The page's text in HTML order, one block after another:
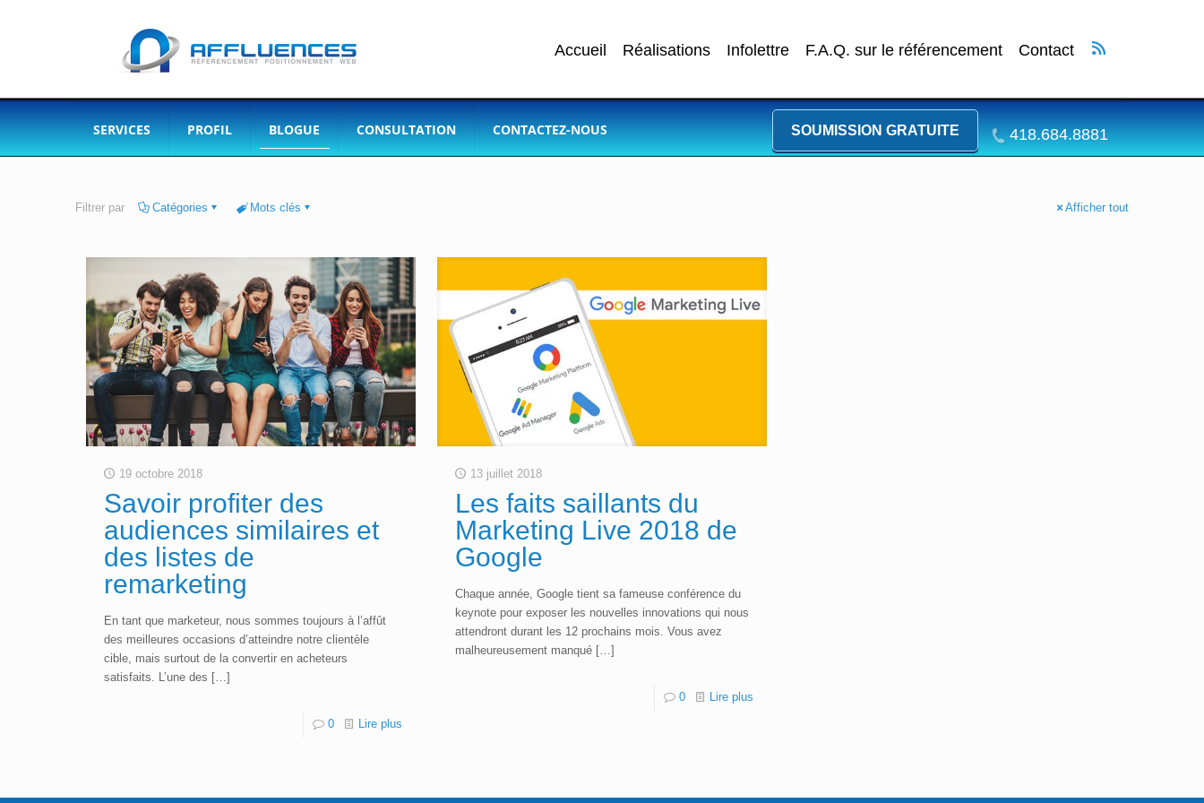
SERVICES PROFIL BLOGUE CONSULTATION CONTACTEZ-NOUS
Accueil Réalisations Infolettre F.A.Q. sur le référencement Contact
SOUMISSION GRATUITE 418.684.8881
Filtrer par Catégories Mots clés Afficher tout
19 octobre 2018
Savoir profiter des
audiences similaires et
des listes de
remarketing
En tant que marketeur, nous sommes toujours à l’affût
des meilleures occasions d’atteindre notre clientèle
cible, mais surtout de la convertir en acheteurs
satisfaits. L’une des […]
0 Lire plus
13 juillet 2018
Les faits saillants du
Marketing Live 2018 de
Google
Chaque année, Google tient sa fameuse conférence du
keynote pour exposer les nouvelles innovations qui nous
attendront durant les 12 prochains mois. Vous avez
malheureusement manqué[…]
0 Lire plus